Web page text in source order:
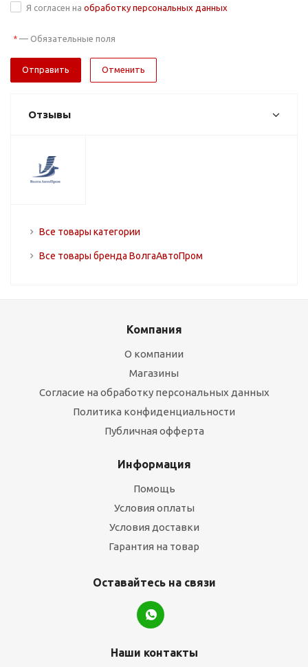
Я согласен на обработку персональных данных
* — Обязательные поля
Отменить
Отзывы
Все товары категории
Все товары бренда ВолгаАвтоПром
Компания
О компании
Магазины
Согласие на обработку персональных данных
Политика конфиденциальности
Публичная офферта
Информация
Помощь
Условия оплаты
Условия доставки
Гарантия на товар
Оставайтесь на связи
Наши контакты